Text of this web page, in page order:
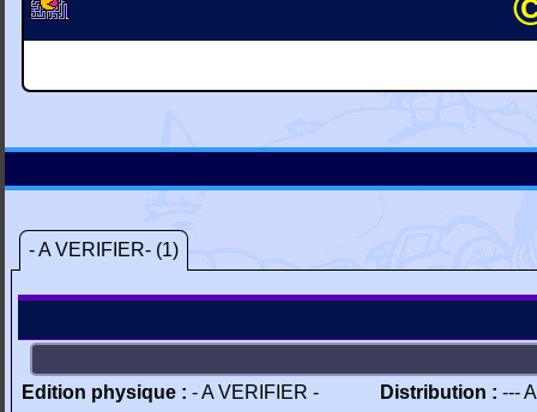
- A VERIFIER- (1)
Edition physique : - A VERIFIER - Distribution : ---